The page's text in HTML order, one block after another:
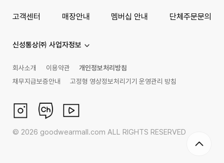
고객센터 매장안내 멤버십 안내 단체주문문의
신성통상㈜ 사업자정보
회사소개 이용약관
개인정보처리방침
채무지급보증안내
고정형 영상정보처리기기 운영관리 방침
© 2026 goodwearmall.com ALL RIGHTS RESERVED